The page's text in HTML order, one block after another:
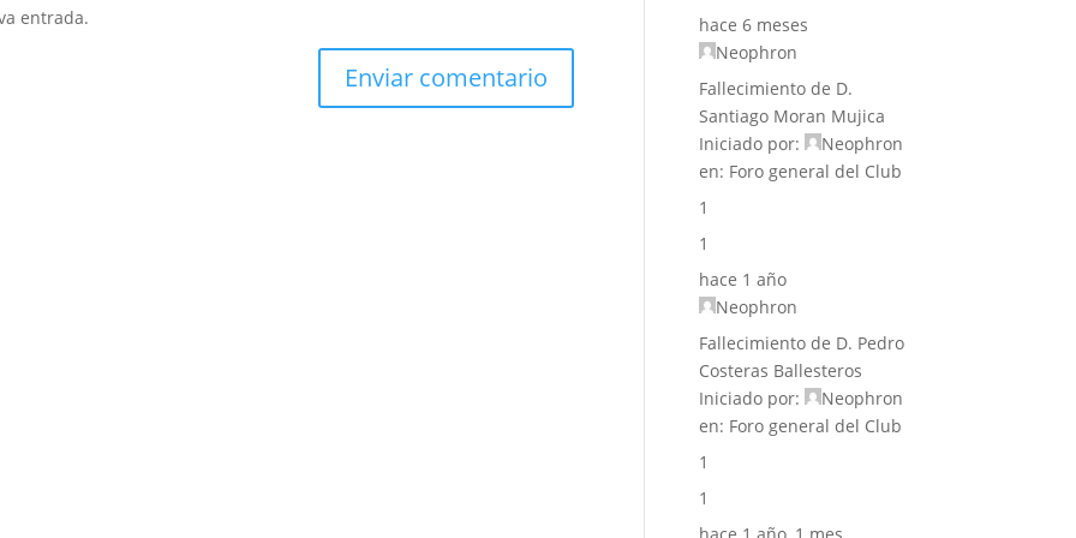
entrada.
hace 6 meses
Neophron
Fallecimiento de D.
Santiago Moran Mujica
Iniciado por:
Neophron
en: Foro general del Club
1
1
hace 1 año
Neophron
Fallecimiento de D. Pedro
Costeras Ballesteros
Iniciado por:
Neophron
en: Foro general del Club
1
1